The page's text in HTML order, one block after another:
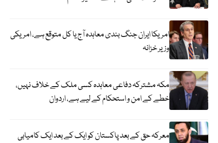
امریکا ایران جنگ بندی معاہدہ آج یا کل متوقع ہے، امریکی
وزیر خزانہ
مکہ مشترکہ دفاعی معاہدہ کسی ملک کے خلاف نہیں،
خطے کے امن و استحکام کے لیے ہے، اردوان
معرکہ حق کے بعد پاکستان کو ایک کے بعد ایک کامیابی